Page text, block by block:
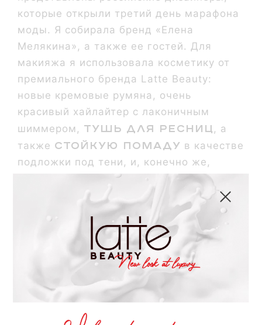
которые открыли третий день марафона
моды. Я собирала бренд «Елена
Мелякина», а также ее гостей. Для
макияжа я использовала косметику от
премиального бренда Latte Beauty:
новые кремовые румяна, очень
красивый хайлайтер с лаконичным
шиммером, тушь для ресниц , а
также стойкую помаду в качестве
подложки под тени, и, конечно же,
легендарный блеск . Целью было
создать универсальный мейк: с одной
стороны, вечерний и стойкий, а с другой
— очень легкий и освежающий. Третий
день миланской недели моды был
посвящен сборам гостей на показы, а
помощником в этом деле!